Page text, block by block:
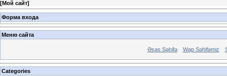
[Мой сайт]
Форма входа
Меню сайта
Əsas Səhifə Wap Səhifəmiz
Categories